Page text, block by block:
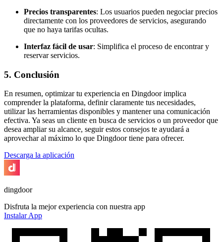
Precios transparentes: Los usuarios pueden negociar precios
directamente con los proveedores de servicios, asegurando
que no haya tarifas ocultas.
Interfaz fácil de usar: Simplifica el proceso de encontrar y
reservar servicios.
5. Conclusión
En resumen, optimizar tu experiencia en Dingdoor implica
comprender la plataforma, definir claramente tus necesidades,
utilizar las herramientas disponibles y mantener una comunicación
efectiva. Ya seas un cliente en busca de servicios o un proveedor que
desea ampliar su alcance, seguir estos consejos te ayudará a
aprovechar al máximo lo que Dingdoor tiene para ofrecer.
Descarga la aplicación
dingdoor
Disfruta la mejor experiencia con nuestra app
Instalar App